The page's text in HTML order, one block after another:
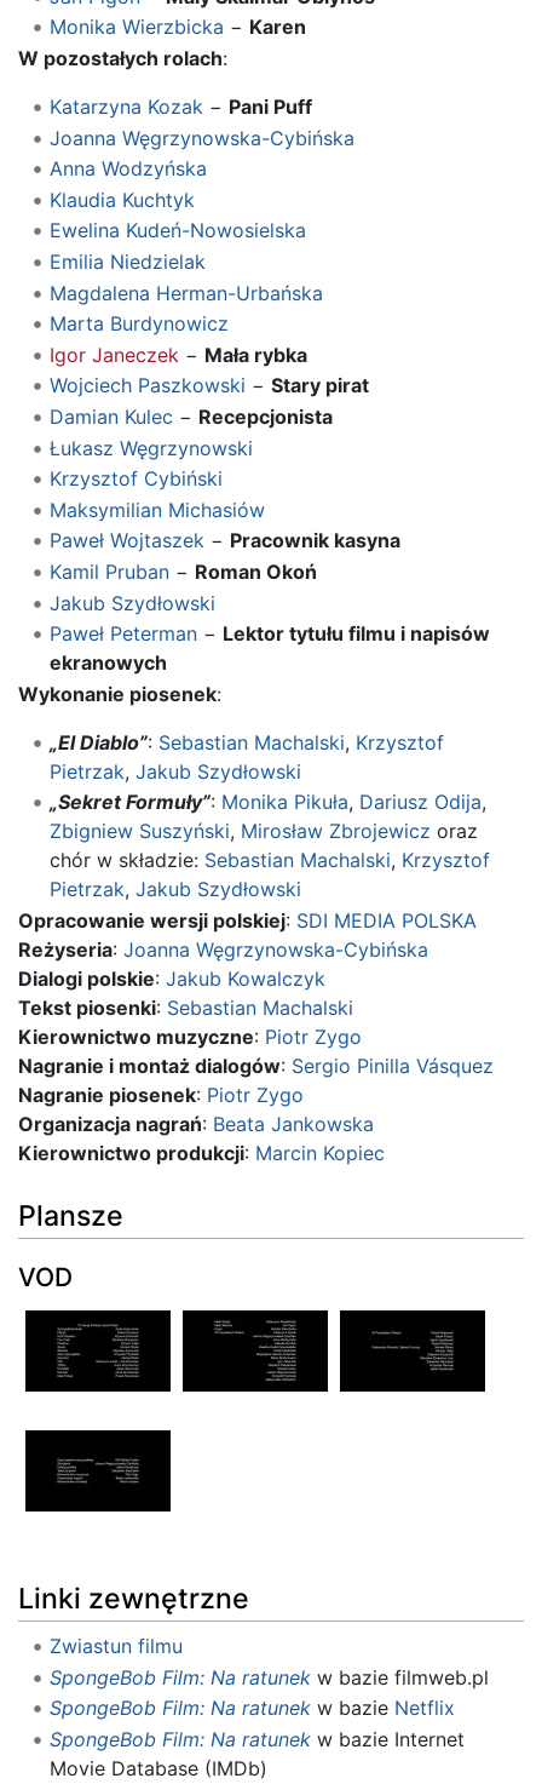
Monika Wierzbicka − Karen
W pozostałych rolach:
Katarzyna Kozak− Pani Puff
Joanna Węgrzynowska-Cybińska
Anna Wodzyńska
Klaudia Kuchtyk
Ewelina Kudeń-Nowosielska
Emilia Niedzielak
Magdalena Herman-Urbańska
Marta Burdynowicz
Igor Janeczek − Mała rybka
Wojciech Paszkowski − Stary pirat
Damian Kulec − Recepcjonista
Łukasz Węgrzynowski
Krzysztof Cybiński
Maksymilian Michasiów
Paweł Wojtaszek− Pracownik kasyna
Kamil Pruban− Roman Okoń
Jakub Szydłowski
Paweł Peterman− Lektor tytułu filmu i napisów
ekranowych
Wykonanie piosenek:
„El Diablo”: Sebastian Machalski, Krzysztof
Pietrzak, Jakub Szydłowski
„Sekret Formuły”: Monika Pikuła, Dariusz Odija,
Zbigniew Suszyński, Mirosław Zbrojewicz oraz
chór w składzie: Sebastian Machalski, Krzysztof
Pietrzak, Jakub Szydłowski
Opracowanie wersji polskiej: SDI MEDIA POLSKA
Reżyseria: Joanna Węgrzynowska-Cybińska
Dialogi polskie: Jakub Kowalczyk
Tekst piosenki: Sebastian Machalski
Kierownictwo muzyczne: Piotr Zygo
Nagranie i montaż dialogów: Sergio Pinilla Vásquez
Nagranie piosenek: Piotr Zygo
Organizacja nagrań: Beata Jankowska
Kierownictwo produkcji: Marcin Kopiec
Plansze
VOD
Linki zewnętrzne
Zwiastun filmu
SpongeBob Film: Na ratunekw bazie filmweb.pl
SpongeBob Film: Na ratunekw bazie Netflix
SpongeBob Film: Na ratunekw bazie Internet
Movie Database (IMDb)